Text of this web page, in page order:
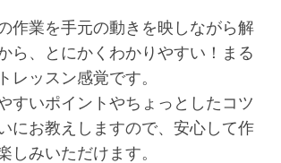
作業を手元の動きを映しながら解
ら、とにかくわかりやすい！まる
レッスン感覚です。
すいポイントやちょっとしたコツ
にお教えしますので、安心して作
しみいただけます。